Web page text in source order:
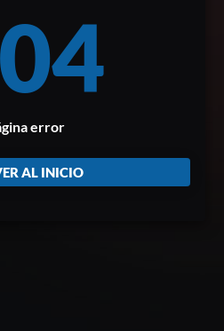
error
AL INICIO